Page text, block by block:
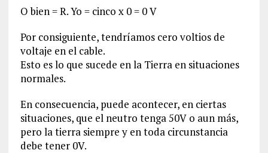
O bien = R. Yo = cinco x 0 = 0 V
Por consiguiente, tendríamos cero voltios de
voltaje en el cable.
Esto es lo que sucede en la Tierra en situaciones
normales.
En consecuencia, puede acontecer, en ciertas
situaciones, que el neutro tenga 50V o aun más,
pero la tierra siempre y en toda circunstancia
debe tener 0V.